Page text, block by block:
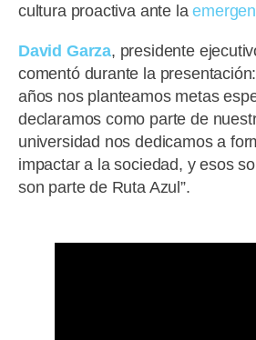
cultura proactiva ante la
David Garza, presidente
comentó durante la
años nos planteamos metas
declaramos como parte de
universidad nos dedicamos a
impactar a la sociedad, y esos
son parte de Ruta Azul”.